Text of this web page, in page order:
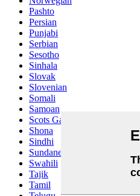
Pashto
Persian
Punjabi
Serbian
Sesotho
Sinhala
Slovak
Slovenian
Somali
Samoan
Scots Gaelic
Shona
Sindhi
Sundanese
Swahili
Tajik
Tamil